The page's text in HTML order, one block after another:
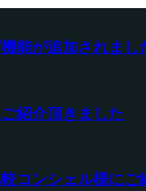
能が追加されまし
紹介頂きました
コンシェル様にご